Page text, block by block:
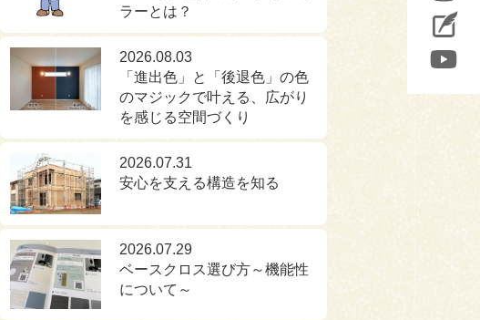
ラーとは？
2026.08.03
「進出色」と「後退色」の色
のマジックで叶える、広がり
を感じる空間づくり
2026.07.31
安心を支える構造を知る
2026.07.29
ベースクロス選び方～機能性
について～